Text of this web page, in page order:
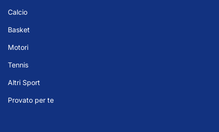
Calcio
Basket
Motori
Tennis
Altri Sport
Provato per te